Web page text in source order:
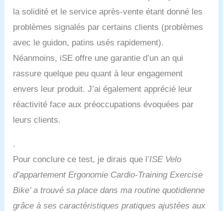
délibérément supprimé
vous pouvez synchroniser
toutes les fonctionnalités
téléphone portable. Ce
vélo d'appartement ise
amélioré est donc l'option
la plus économique et
performante. A PROPOS
professionnel et d'une
garantissons la protection
de vos achats chez ISE.
la solidité et le service après-vente étant donné les
problèmes signalés par certains clients (problèmes
avec le guidon, patins usés rapidement).
Néanmoins, iSE offre une garantie d’un an qui
rassure quelque peu quant à leur engagement
envers leur produit. J’ai également apprécié leur
réactivité face aux préoccupations évoquées par
leurs clients.
.
Pour conclure ce test, je dirais que l’ISE Velo
d’appartement Ergonomie Cardio-Training Exercise
Bike’ a trouvé sa place dans ma routine quotidienne
grâce à ses caractéristiques pratiques ajustées aux